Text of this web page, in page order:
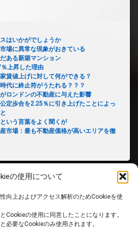
の使用について
向上およびアクセス解析のためCookieを使
Cookieの使用に同意したことになります。
必要なCookieのみ使用されます。
はいかがでしょうか
場に異常な現象がおきている
ある新築マンション
上昇した理由
賃値上げに対して何ができる？
代に終止符がうたれる？？？
ロンドンの不動産に与えた影響
定歩合を2.25％に引き上げたことによっ
いう言葉をよく聞くが
市場：最も不動産価格が高いエリアを徹